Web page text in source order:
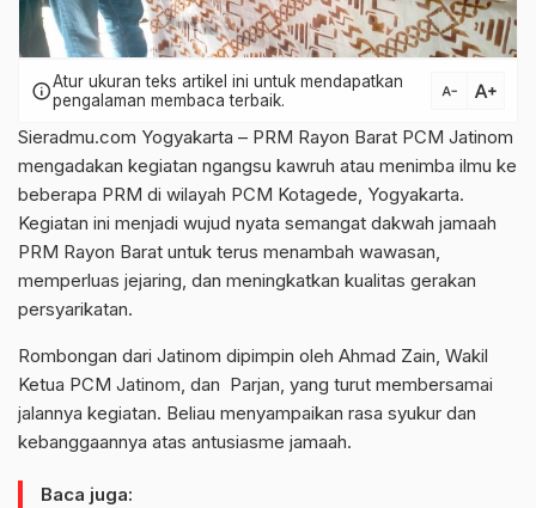
infoAtur ukuran teks artikel ini untuk mendapatkan
pengalaman membaca terbaik.
text_decrease text_increase
Sieradmu.com Yogyakarta – PRM Rayon Barat PCM Jatinom
mengadakan kegiatan ngangsu kawruh atau menimba ilmu ke
beberapa PRM di wilayah PCM Kotagede, Yogyakarta.
Kegiatan ini menjadi wujud nyata semangat dakwah jamaah
PRM Rayon Barat untuk terus menambah wawasan,
memperluas jejaring, dan meningkatkan kualitas gerakan
persyarikatan.
Rombongan dari Jatinom dipimpin oleh Ahmad Zain, Wakil
Ketua PCM Jatinom, dan Parjan, yang turut membersamai
jalannya kegiatan. Beliau menyampaikan rasa syukur dan
kebanggaannya atas antusiasme jamaah.
Baca juga: